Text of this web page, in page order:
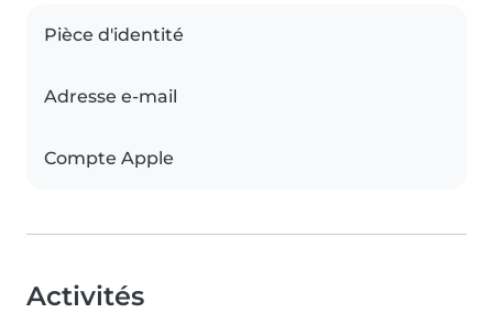
Pièce d'identité
Adresse e-mail
Compte Apple
Activités